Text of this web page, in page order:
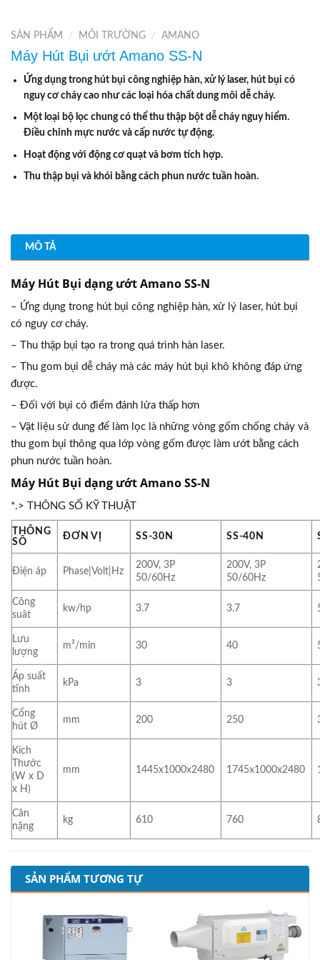
SẢN PHẨM / MÔI TRƯỜNG / AMANO
Máy Hút Bụi ướt Amano SS-N
Ứng dụng trong hút bụi công nghiệp hàn, xử lý laser, hút bụi có
nguy cơ cháy cao như các loại hóa chất dung môi dễ cháy.
Một loại bộ lọc chung có thể thu thập bột dễ cháy nguy hiểm.
Điều chỉnh mực nước và cấp nước tự động.
Hoạt động với động cơ quạt và bơm tích hợp.
Thu thập bụi và khói bằng cách phun nước tuần hoàn.
MÔ TẢ
Máy Hút Bụi dạng ướt Amano SS-N
– Ứng dụng trong hút bụi công nghiệp hàn, xử lý laser, hút bụi
có nguy cơ cháy.
– Thu thập bụi tạo ra trong quá trình hàn laser.
– Thu gom bụi dễ cháy mà các máy hút bụi khô không đáp ứng
được.
– Đối với bụi có điểm đánh lửa thấp hơn
– Vật liệu sử dung để làm lọc là những vòng gốm chống cháy và
thu gom bụi thông qua lớp vòng gốm được làm ướt bằng cách
phun nước tuần hoàn.
Máy Hút Bụi dạng ướt Amano SS-N
*.> THÔNG SỐ KỸ THUẬT
THÔNG
SÔ
ĐƠN VỊ SS-30N SS-40N
Điện áp Phase|Volt|Hz
200V, 3P
50/60Hz
200V, 3P
50/60Hz
Công
suât
kw/hp 3.7 3.7
Lưu
lượng
m³/min 30 40
Áp suất
tĩnh
kPa 3 3
Cổng
hút Ø
mm 200 250
Kích
Thước
(W x D
x H)
mm 1445x1000x2480 1745x1000x2480
Cân
nặng
kg 610 760
SẢN PHẨM TƯƠNG TỰ